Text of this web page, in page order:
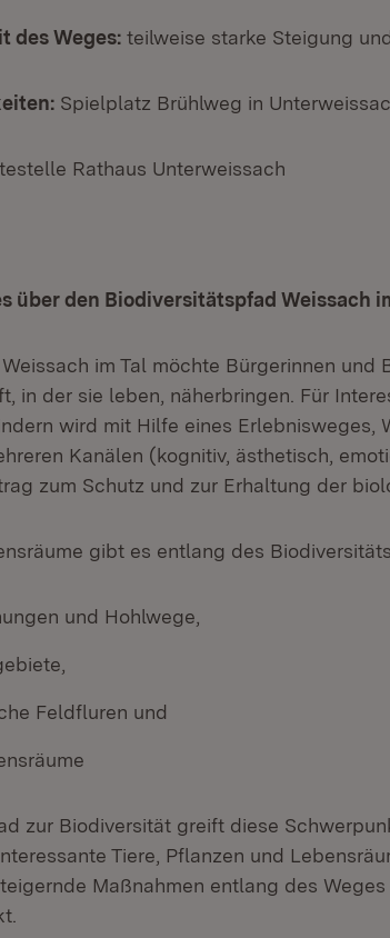
des Weges: teilweise starke Steigung
Spielplatz Brühlweg in
Rathaus Unterweissach
über den Biodiversitätspfad Weissach
im Tal möchte Bürgerinnen
in der sie leben, näherbringen. Für
wird mit Hilfe eines Erlebnisweges,
Kanälen (kognitiv, ästhetisch,
zum Schutz und zur Erhaltung der
gibt es entlang des
und Hohlwege,
Feldfluren und
zur Biodiversität greift diese
Tiere, Pflanzen und
Maßnahmen entlang des